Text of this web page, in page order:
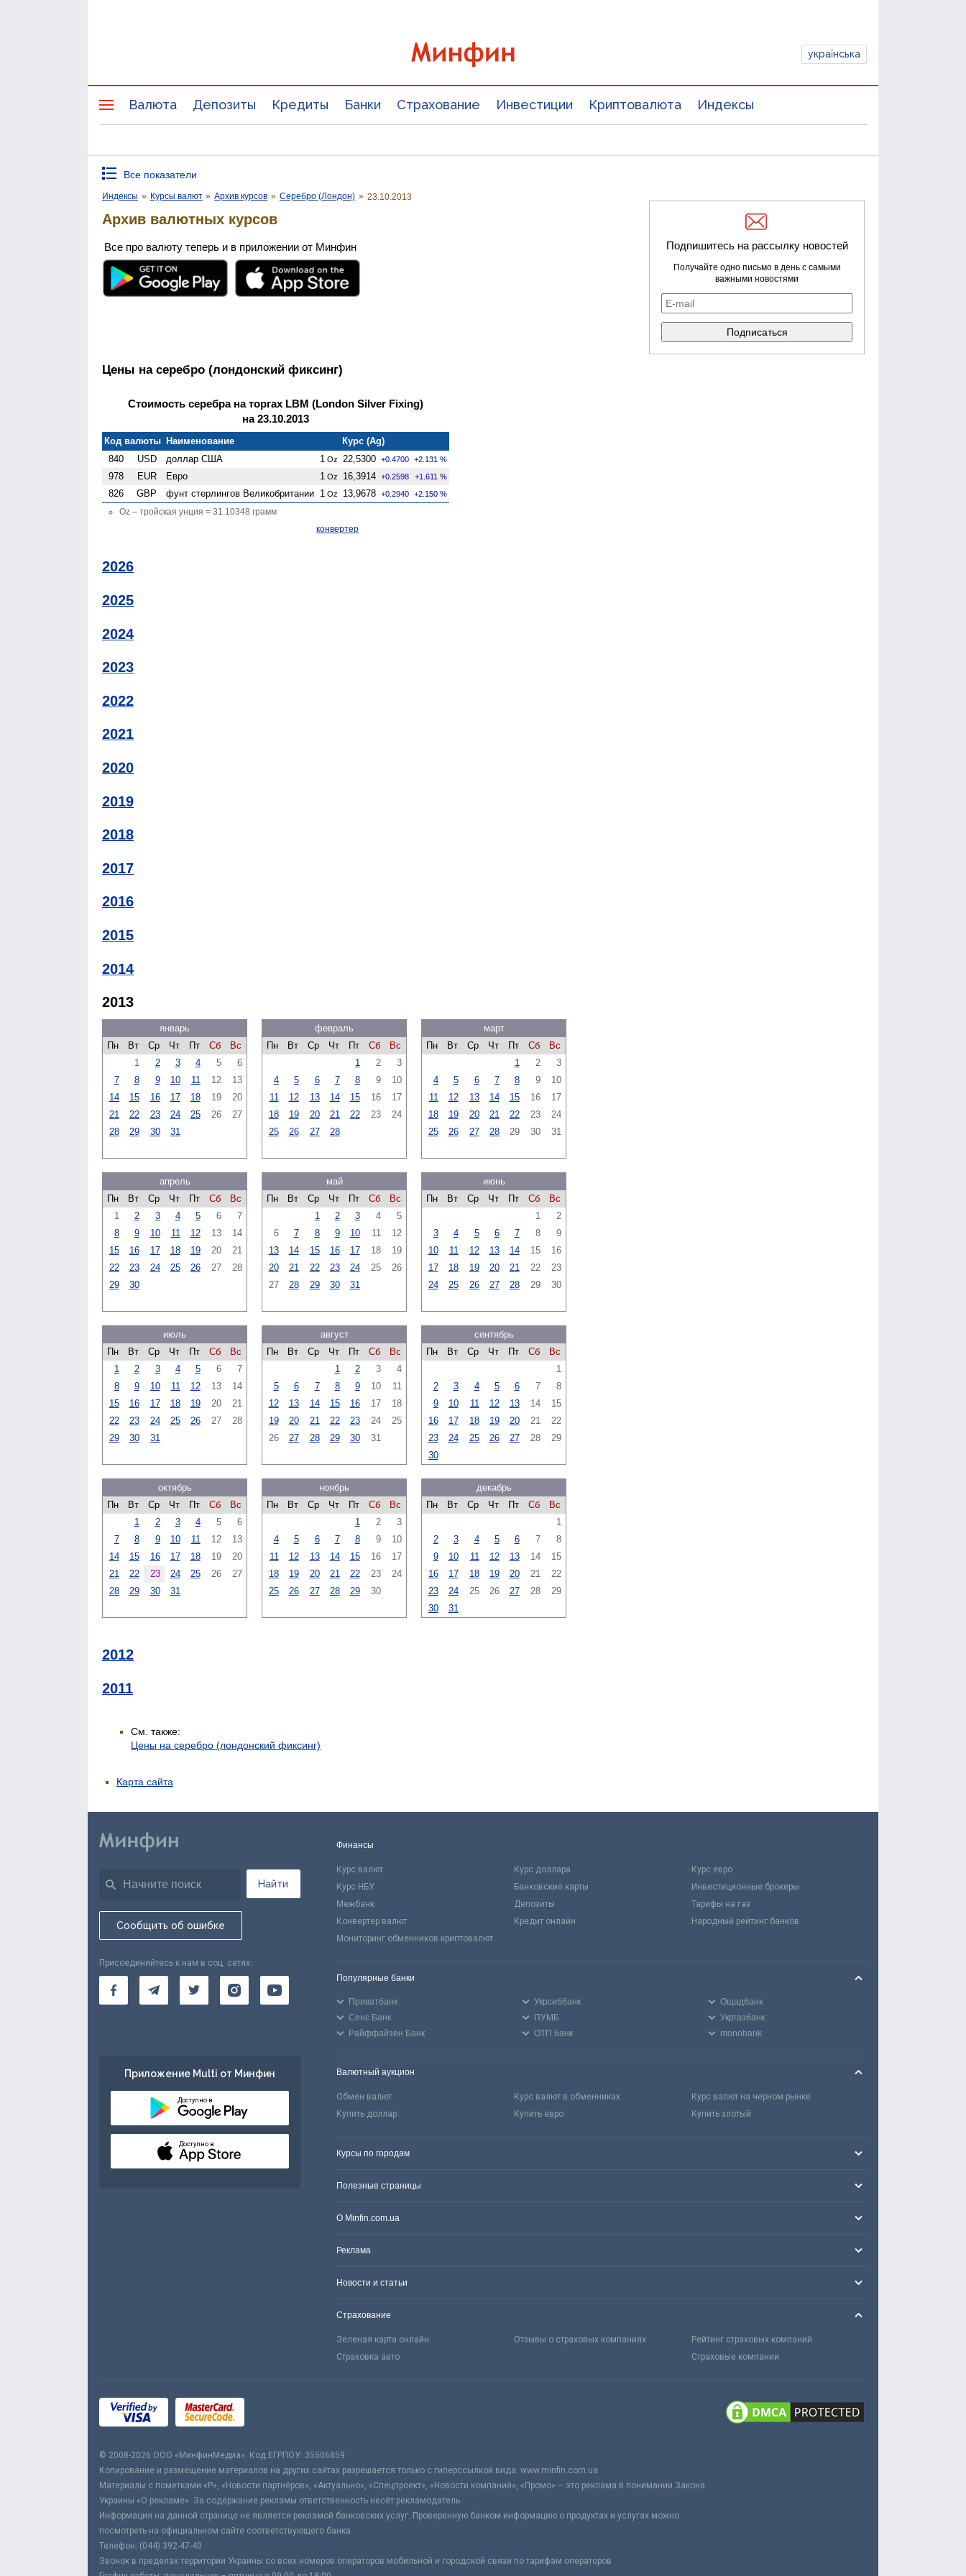
українська
Валюта Депозиты Кредиты Банки Страхование Инвестиции Криптовалюта Индексы
Все показатели
Индексы » Курсы валют » Архив курсов » Серебро (Лондон) » 23.10.2013
Архив валютных курсов
Все про валюту теперь и в приложении от Минфин
Цены на серебро (лондонский фиксинг)
Стоимость серебра на торгах LBM (London Silver Fixing)
на 23.10.2013
Код валюты Наименование
Курс (Ag)
840
USD доллар США 1 Oz 22,5300 +0.4700 +2.131 %
978 EUR Евро 1 Oz 16,3914 +0.2598 +1.611 %
826 GBP фунт стерлингов Велико­британии 1 Oz 13,9678 +0.2940 +2.150 %
Oz – тройская унция = 31.10348 грамм
конвертер
2026
2025
2024
2023
2022
2021
2020
2019
2018
2017
2016
2015
2014
2013
январь
Пн
Вт Ср Чт Пт Сб
Вс
1
2 3 4 5
6
7
8 9 10 11 12
13
14
15 16 17 18 19
20
21
22 23 24 25 26
27
28
29 30 31
февраль
Пн
Вт Ср Чт Пт Сб
Вс
1
2
3
4
5 6 7 8 9
10
11
12 13 14 15 16
17
18
19 20 21 22 23
24
25
26 27 28
март
Пн
Вт Ср Чт Пт Сб
Вс
1
2
3
4
5 6 7 8 9
10
11
12 13 14 15 16
17
18
19 20 21 22 23
24
25
26 27 28 29 30 31
апрель
Пн
Вт Ср Чт Пт Сб
Вс
1
2 3 4 5 6
7
8
9 10 11 12 13
14
15
16 17 18 19 20
21
22
23 24 25 26 27
28
29
30
май
Пн
Вт Ср Чт Пт Сб
Вс
1
2 3 4
5
6
7 8 9 10 11
12
13
14 15 16 17 18
19
20
21 22 23 24 25
26
27
28 29 30 31
июнь
Пн
Вт Ср Чт Пт Сб
Вс
1
2
3
4 5 6 7 8
9
10
11 12 13 14 15
16
17
18 19 20 21 22
23
24
25 26 27 28 29 30
июль
Пн
Вт Ср Чт Пт Сб
Вс
1
2 3 4 5 6
7
8
9 10 11 12 13
14
15
16 17 18 19 20
21
22
23 24 25 26 27
28
29
30 31
август
Пн
Вт Ср Чт Пт Сб
Вс
1
2 3
4
5
6 7 8 9 10
11
12
13 14 15 16 17
18
19
20 21 22 23 24
25
26
27 28 29 30 31
сентябрь
Пн
Вт Ср Чт Пт Сб
Вс
1
2
3 4 5 6 7
8
9
10 11 12 13 14
15
16
17 18 19 20 21
22
23
24 25 26 27 28
29
30
октябрь
Пн
Вт Ср Чт Пт Сб
Вс
1
2 3 4 5
6
7
8 9 10 11 12
13
14
15 16 17 18 19
20
21
22 23 24 25 26
27
28
29 30 31
ноябрь
Пн
Вт Ср Чт Пт Сб
Вс
1
2
3
4
5 6 7 8 9
10
11
12 13 14 15 16
17
18
19 20 21 22 23
24
25
26 27 28 29 30
декабрь
Пн
Вт Ср Чт Пт Сб
Вс
1
2
3 4 5 6 7
8
9
10 11 12 13 14
15
16
17 18 19 20 21
22
23
24 25 26 27 28
29
30
31
2012
2011
См. также:
Цены на серебро (лондонский фиксинг)
Подпишитесь на рассылку новостей
Получайте одно письмо в день с самыми
важными новостями
Карта сайта
Найти
Сообщить об ошибке
Присоединяйтесь к нам в соц. сетях:
Приложение Multi от Минфин
Доступно в
Доступно в
Финансы
Курс валют Курс доллара
Курс евро
Курс НБУ
Банковские карты
Инвестиционные брокеры
Межбанк
Депозиты
Тарифы на газ
Конвертер валют
Кредит онлайн
Народный рейтинг банков
Мониторинг обменников криптовалют
Популярные банки
Приватбанк Укрсиббанк
Ощадбанк
Сенс Банк
ПУМБ
Укргазбанк
Райффайзен Банк
ОТП банк monobank
Валютный аукцион
Обмен валют Курс валют в обменниках
Курс валют на черном рынке
Купить доллар
Купить евро Купить злотый
Курсы по городам
Полезные страницы
О Minfin.com.ua
Реклама
Новости и статьи
Страхование
Зеленая карта онлайн Отзывы о страховых компаниях
Рейтинг страховых компаний
Страховка авто
Страховые компании
© 2008-2026 ООО «МинфинМедиа». Код ЕГРПОУ: 35506859
Копирование и размещение материалов на других сайтах разрешается только с гиперссылкой вида: www.minfin.com.ua
Материалы с пометками «Р», «Новости партнёров», «Актуально», «Спецпроект», «Новости компаний», «Промо» – это реклама в понимании Закона
Украины «О рекламе». За содержание рекламы ответственность несёт рекламодатель.
Информация на данной странице не является рекламой банковских услуг. Проверенную банком информацию о продуктах и услугах можно
посмотреть на официальном сайте соответствующего банка.
Телефон: (044) 392-47-40
Звонок в пределах территории Украины со всех номеров операторов мобильной и городской связи по тарифам операторов